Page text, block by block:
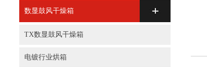
数显鼓风干燥箱
TX数显鼓风干燥箱
电镀行业烘箱